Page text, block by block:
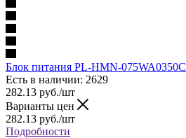
Блок питания PL-HMN-075WA0350C
Есть в наличии: 2629
282.13 руб./шт
Варианты цен
282.13 руб./шт
Подробности